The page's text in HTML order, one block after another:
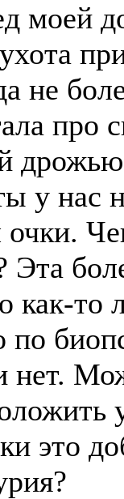
моей
не
про
у нас
Эта
то
по
нет.
это